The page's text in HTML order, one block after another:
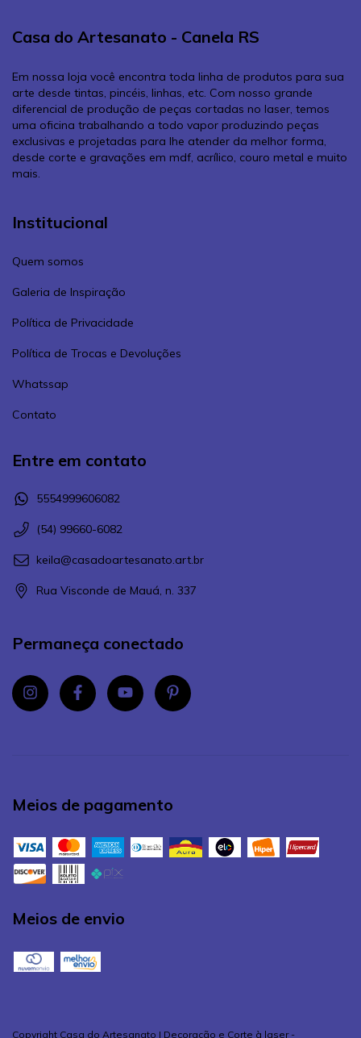
Casa do Artesanato - Canela RS
Em nossa loja você encontra toda linha de produtos para sua
arte desde tintas, pincéis, linhas, etc. Com nosso grande
diferencial de produção de peças cortadas no laser, temos
uma oficina trabalhando a todo vapor produzindo peças
exclusivas e projetadas para lhe atender da melhor forma,
desde corte e gravações em mdf, acrílico, couro metal e muito
mais.
Institucional
Quem somos
Galeria de Inspiração
Política de Privacidade
Política de Trocas e Devoluções
Whatssap
Contato
Entre em contato
5554999606082
(54) 99660-6082
keila@casadoartesanato.art.br
Rua Visconde de Mauá, n. 337
Permaneça conectado
Meios de pagamento
Meios de envio
Copyright Casa do Artesanato | Decoração e Corte à laser -